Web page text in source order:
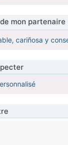
mon partenaire
cariñosa y